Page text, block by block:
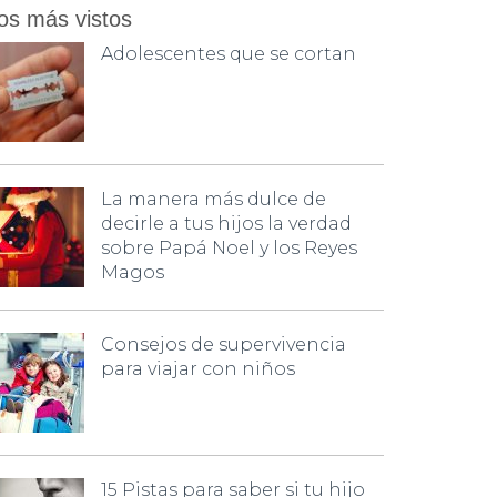
más vistos
Adolescentes que se cortan
La manera más dulce de
decirle a tus hijos la verdad
sobre Papá Noel y los Reyes
Magos
Consejos de supervivencia
para viajar con niños
15 Pistas para saber si tu hijo